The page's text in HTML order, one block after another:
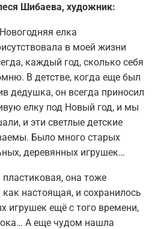
Шибаева, художник:
елка
в моей жизни
каждый год, сколько себя
В детстве, когда еще был
дедушка, он всегда приносил
елку под Новый год, и мы
и эти светлые детские
Было много старых
деревянных игрушек…
она тоже
настоящая, и сохранилось
игрушек ещё с того времени,
ока… А еще чудом нашла